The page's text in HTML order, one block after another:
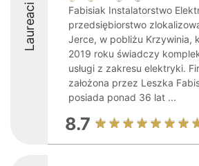
Laureaci
Fabisiak Instalatorstwo
przedsiębiorstwo
Jerce, w pobliżu Krzywinia,
2019 roku świadczy
usługi z zakresu elektryki.
założona przez Leszka
posiada ponad 36 lat ...
8.7